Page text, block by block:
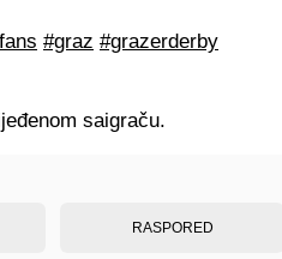
#graz #grazerderby
saigraču.
RASPORED